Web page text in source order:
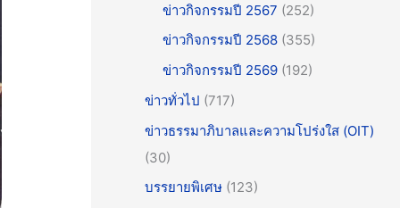
ข่าวกิจกรรมปี 2567 (252)
ข่าวกิจกรรมปี 2568 (355)
ข่าวกิจกรรมปี 2569 (192)
ข่าวทั่วไป (717)
ข่าวธรรมาภิบาลและความโปร่งใส (OIT)
(30)
บรรยายพิเศษ (123)